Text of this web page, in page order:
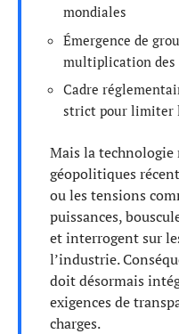
mondiales
Émergence de
multiplication des
Cadre
strict pour limiter
Mais la
géopolitiques
ou les tensions
puissances,
et interrogent sur
l’industrie.
doit désormais
exigences de
charges.